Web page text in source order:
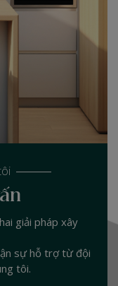
giải pháp xây
sự hỗ trợ từ đội
tôi.